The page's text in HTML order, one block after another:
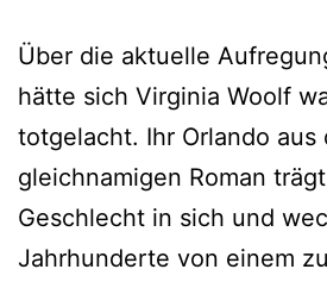
Über die aktuelle
hätte sich Virginia Woolf
totgelacht. Ihr Orlando aus
gleichnamigen Roman
Geschlecht in sich und
Jahrhunderte von einem